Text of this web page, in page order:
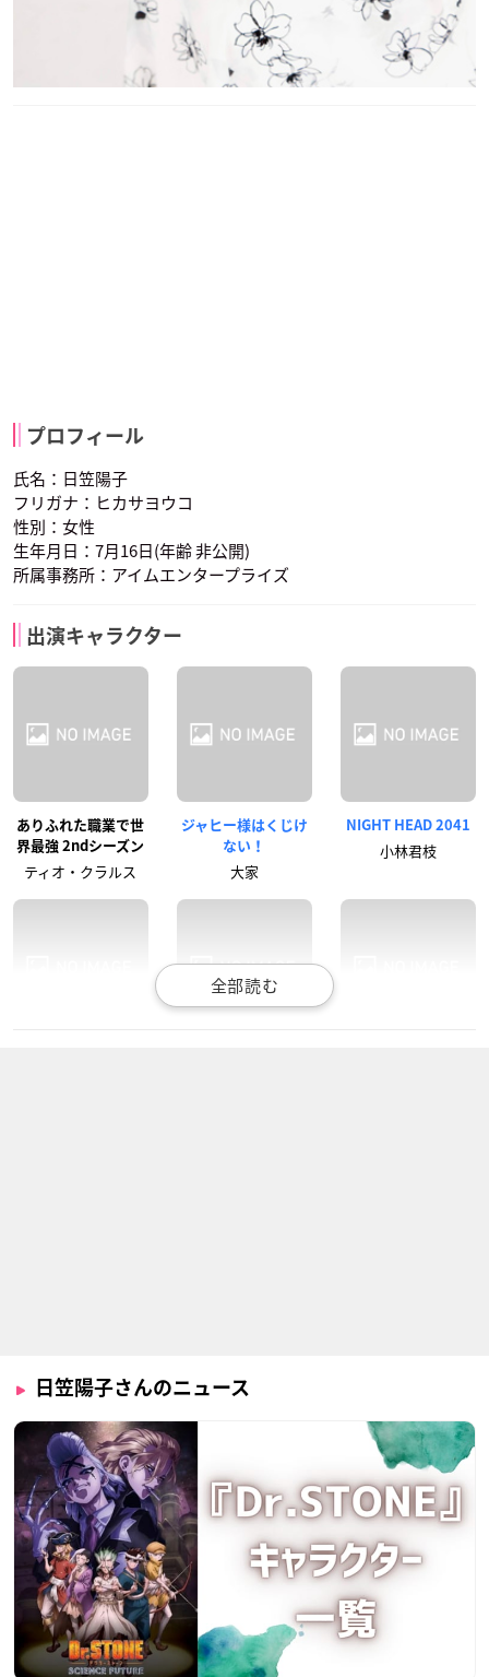
プロフィール
氏名：日笠陽子
フリガナ：ヒカサヨウコ
性別：女性
生年月日：7月16日(年齢 非公開)
所属事務所：アイムエンタープライズ
出演キャラクター
ありふれた職業で世
界最強 2ndシーズン
ティオ・クラルス
ジャヒー様はくじけ
ない！
大家
NIGHT HEAD 2041
小林君枝
魔法科高校の劣等生
来訪者編
アンジェリーナ＝ク
ドウ＝シールズ
ノー・ガンズ・ライ
フ（第2期）
オリビエ・ファンデ
ベルメ
LISTENERS
シュテュル・ノイバ
ウテン
日笠陽子さんのニュース